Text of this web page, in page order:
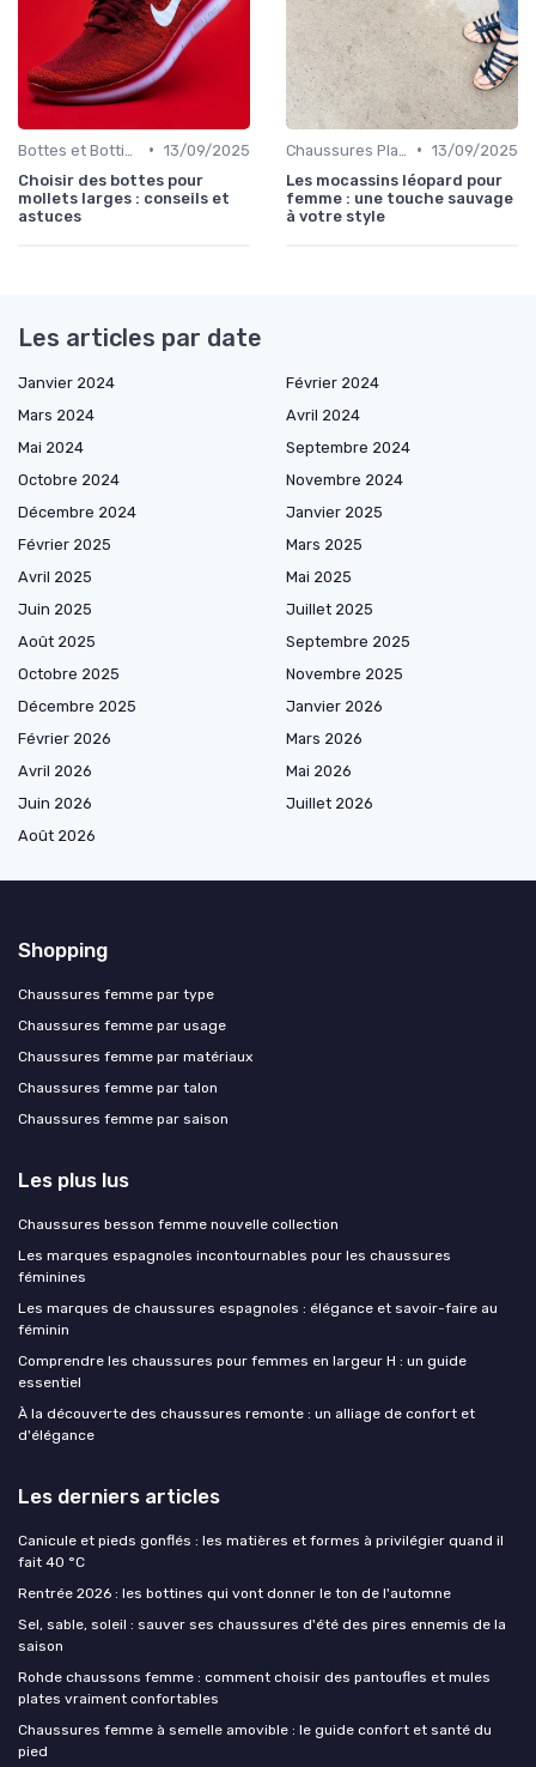
• 13/09/2025
Choisir des bottes pour
mollets larges : conseils et
astuces
• 13/09/2025
Les mocassins léopard pour
femme : une touche sauvage
à votre style
Les articles par date
Janvier 2024
Février 2024
Mars 2024
Avril 2024
Mai 2024
Septembre 2024
Octobre 2024
Novembre 2024
Décembre 2024
Janvier 2025
Février 2025
Mars 2025
Avril 2025
Mai 2025
Juin 2025
Juillet 2025
Août 2025
Septembre 2025
Octobre 2025
Novembre 2025
Décembre 2025
Janvier 2026
Février 2026
Mars 2026
Avril 2026
Mai 2026
Juin 2026
Juillet 2026
Août 2026
Shopping
Chaussures femme par type
Chaussures femme par usage
Chaussures femme par matériaux
Chaussures femme par talon
Chaussures femme par saison
Les plus lus
Chaussures besson femme nouvelle collection
Les marques espagnoles incontournables pour les chaussures
féminines
Les marques de chaussures espagnoles : élégance et savoir-faire au
féminin
Comprendre les chaussures pour femmes en largeur H : un guide
essentiel
À la découverte des chaussures remonte : un alliage de confort et
d'élégance
Les derniers articles
Canicule et pieds gonflés : les matières et formes à privilégier quand il
fait 40 °C
Rentrée 2026 : les bottines qui vont donner le ton de l'automne
Sel, sable, soleil : sauver ses chaussures d'été des pires ennemis de la
saison
Rohde chaussons femme : comment choisir des pantoufles et mules
plates vraiment confortables
Chaussures femme à semelle amovible : le guide confort et santé du
pied